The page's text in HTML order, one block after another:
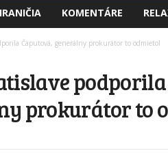
KOMENTÁRE
Čaputová, generálny prokurátor to odmietol
podporila
prokurátor to